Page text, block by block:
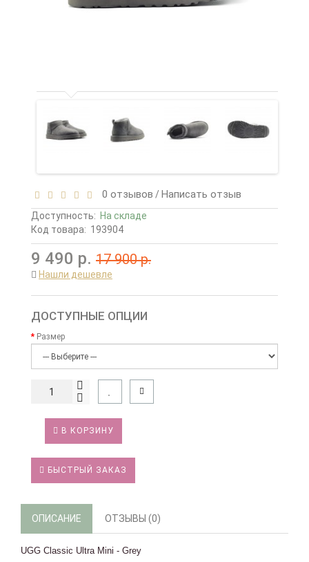
0 отзывов /Написать отзыв
Доступность: На складе
Код товара: 193904
9 490 р. 17 900 р.
Нашли дешевле
ДОСТУПНЫЕ ОПЦИИ
Размер
В КОРЗИНУ
БЫСТРЫЙ ЗАКАЗ
ОПИСАНИЕ ОТЗЫВЫ (0)
UGG Classic Ultra Mini - Grey